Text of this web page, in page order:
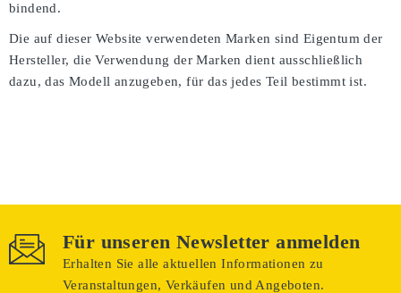
bindend.
Die auf dieser Website verwendeten Marken sind Eigentum der
Hersteller, die Verwendung der Marken dient ausschließlich
dazu, das Modell anzugeben, für das jedes Teil bestimmt ist.
Für unseren Newsletter anmelden
Erhalten Sie alle aktuellen Informationen zu
Veranstaltungen, Verkäufen und Angeboten.